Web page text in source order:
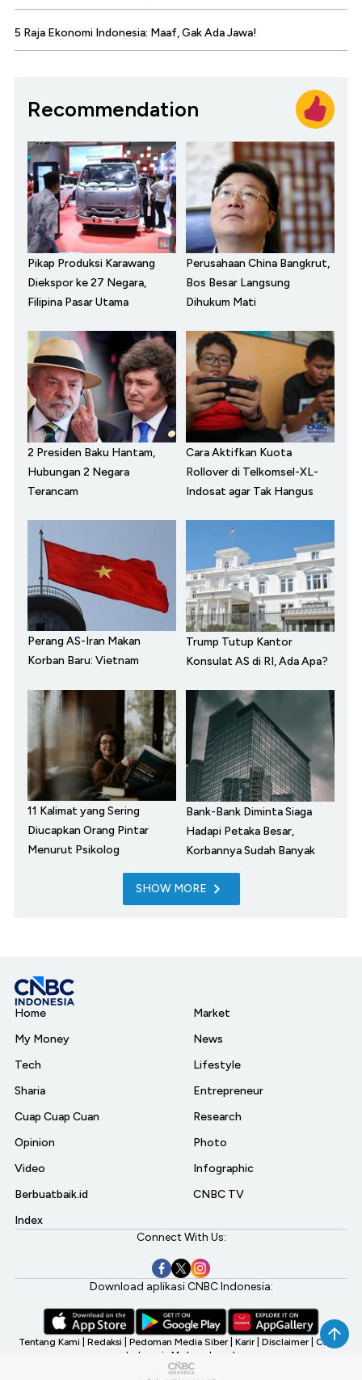
5 Raja Ekonomi Indonesia: Maaf, Gak Ada Jawa!
Recommendation
Pikap Produksi Karawang
Diekspor ke 27 Negara,
Filipina Pasar Utama
Perusahaan China Bangkrut,
Bos Besar Langsung
Dihukum Mati
2 Presiden Baku Hantam,
Hubungan 2 Negara
Terancam
Cara Aktifkan Kuota
Rollover di Telkomsel-XL-
Indosat agar Tak Hangus
Perang AS-Iran Makan
Korban Baru: Vietnam
Trump Tutup Kantor
Konsulat AS di RI, Ada Apa?
11 Kalimat yang Sering
Diucapkan Orang Pintar
Menurut Psikolog
Bank-Bank Diminta Siaga
Hadapi Petaka Besar,
Korbannya Sudah Banyak
SHOW MORE
Home
My Money
Tech
Sharia
Cuap Cuap Cuan
Opinion
Video
Berbuatbaik.id
Index
Market
News
Lifestyle
Entrepreneur
Research
Photo
Infographic
CNBC TV
Connect With Us:
Download aplikasi CNBC Indonesia:
Tentang Kami Redaksi Pedoman Media Siber Karir Disclaimer CNBC
Indonesia My Investment
©2026 CNBC Indonesia, A Transmedia Company